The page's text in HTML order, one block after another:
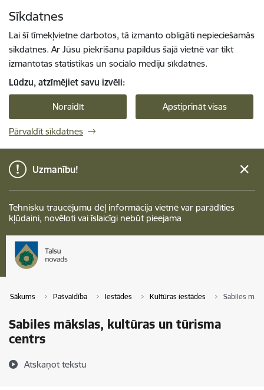
Sīkdatnes
Lai šī tīmekļvietne darbotos, tā izmanto obligāti nepieciešamās
sīkdatnes. Ar Jūsu piekrišanu papildus šajā vietnē var tikt
izmantotas statistikas un sociālo mediju sīkdatnes.
Lūdzu, atzīmējiet savu izvēli:
Noraidīt Apstiprināt visas
Pārvaldīt sīkdatnes
Uzmanību!
Tehnisku traucējumu dēļ informācija vietnē var parādīties
kļūdaini, novēloti vai īslaicīgi nebūt pieejama
Sākums Pašvaldība Iestādes Kultūras iestādes Sabiles
Sabiles mākslas, kultūras un tūrisma
centrs
Atskaņot tekstu